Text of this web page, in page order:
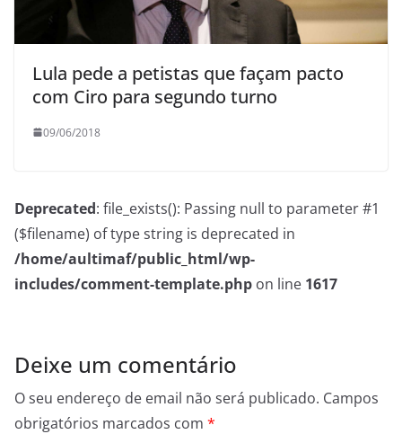
Lula pede a petistas que façam pacto
com Ciro para segundo turno
09/06/2018
Deprecated: file_exists(): Passing null to parameter #1
($filename) of type string is deprecated in
/home/aultimaf/public_html/wp-
includes/comment-template.php on line 1617
Deixe um comentário
O seu endereço de email não será publicado. Campos
obrigatórios marcados com *